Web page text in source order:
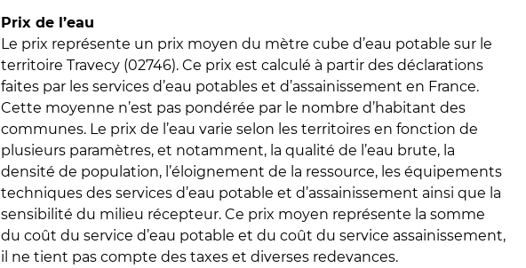
Prix de l’eau
Le prix représente un prix moyen du mètre cube d’eau potable sur le
territoire Travecy (02746). Ce prix est calculé à partir des déclarations
faites par les services d’eau potables et d’assainissement en France.
Cette moyenne n’est pas pondérée par le nombre d’habitant des
communes. Le prix de l’eau varie selon les territoires en fonction de
plusieurs paramètres, et notamment, la qualité de l’eau brute, la
densité de population, l’éloignement de la ressource, les équipements
techniques des services d’eau potable et d’assainissement ainsi que la
sensibilité du milieu récepteur. Ce prix moyen représente la somme
du coût du service d’eau potable et du coût du service assainissement,
il ne tient pas compte des taxes et diverses redevances.